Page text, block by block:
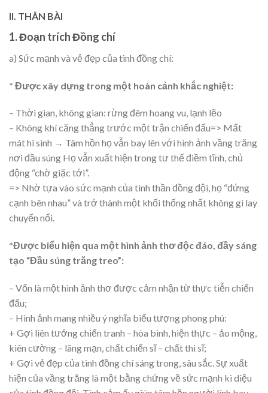
II. THÂN BÀI
1. Đoạn trích Đồng chí
a) Sức mạnh và vẻ đẹp của tình đồng chí:
* Được xây dựng trong một hoàn cảnh khắc nghiệt:
– Thời gian, không gian: rừng đêm hoang vu, lạnh lẽo
– Không khí căng thẳng trước một trận chiến đấu=> Mất
mát hi sinh → Tâm hồn họ vẫn bay lên với hình ảnh vầng trăng
nơi đầu súng Họ vẫn xuất hiện trong tư thế điềm tĩnh, chủ
động “chờ giặc tới”.
=> Nhờ tựa vào sức mạnh của tinh thần đồng đội, họ “đứng
cạnh bên nhau” và trở thành một khối thống nhất không gì lay
chuyển nổi.
*Được biểu hiện qua một hình ảnh thơ độc đáo, đầy sáng
tạo “Đầu súng trăng treo”:
– Vốn là một hình ảnh thơ được cảm nhận từ thực tiễn chiến
đấu;
– Hình ảnh mang nhiều ý nghĩa biểu tượng phong phú:
+ Gợi liên tưởng chiến tranh – hòa bình, hiện thực – ảo mộng,
kiên cường – lãng mạn, chất chiến sĩ – chất thi sĩ;
+ Gợi vẻ đẹp của tình đồng chí sáng trong, sâu sắc. Sự xuất
hiện của vầng trăng là một bằng chứng về sức mạnh kì diệu